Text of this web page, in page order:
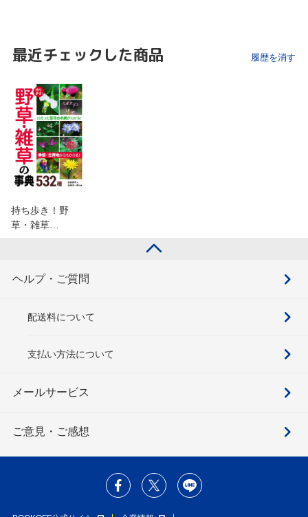
最近チェックした商品 履歴を消す
持ち歩き！野
草・雑草…
ヘルプ・ご質問
配送料について
支払い方法について
メールサービス
ご意見・ご感想